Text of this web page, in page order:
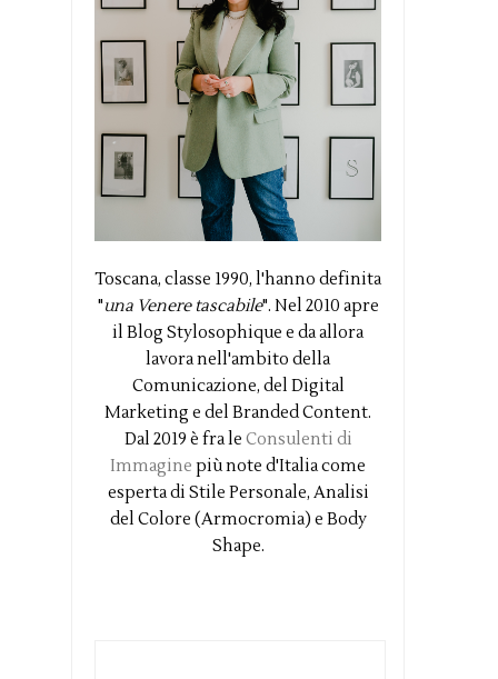
Toscana, classe 1990, l'hanno definita
"una Venere tascabile". Nel 2010 apre
il Blog Stylosophique e da allora
lavora nell'ambito della
Comunicazione, del Digital
Marketing e del Branded Content.
Dal 2019 è fra le Consulenti di
Immagine più note d'Italia come
esperta di Stile Personale, Analisi
del Colore (Armocromia) e Body
Shape.